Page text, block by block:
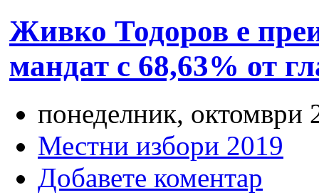
Живко Тодоров е
мандат с 68,63% от
понеделник, октомври
Местни избори 2019
Добавете коментар